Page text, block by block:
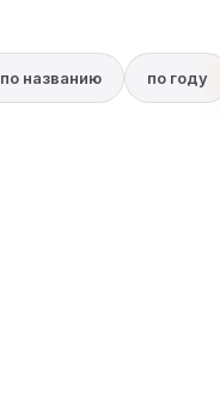
по названию по году